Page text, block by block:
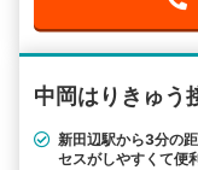
中岡はりきゅう
新田辺駅から3分の
セスがしやすくて便